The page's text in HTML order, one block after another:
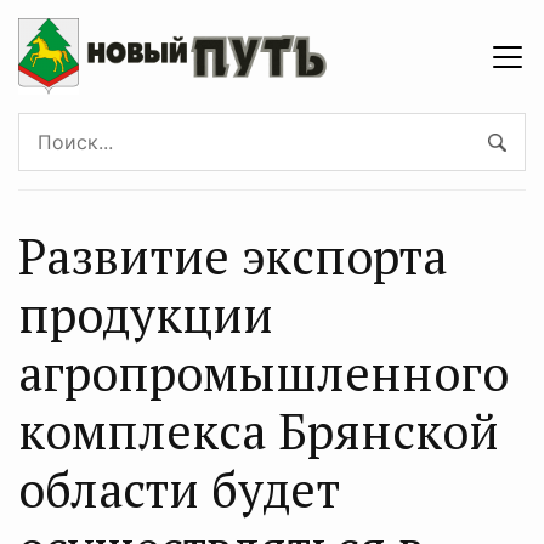
Развитие экспорта
продукции
агропромышленного
комплекса Брянской
области будет